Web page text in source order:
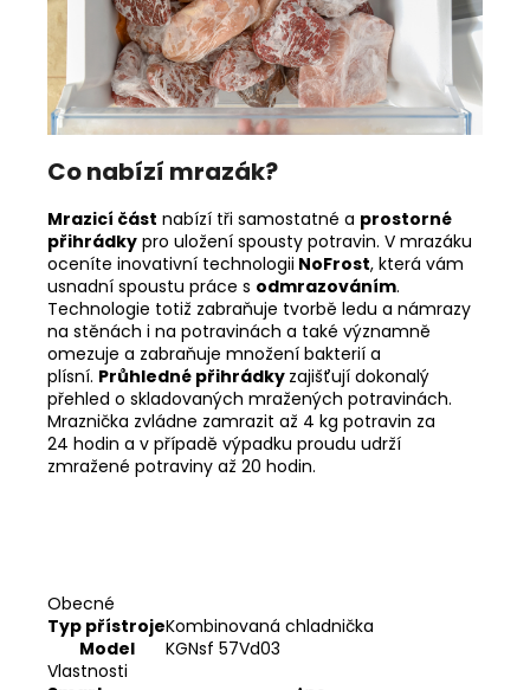
Co nabízí mrazák?
Mrazicí část nabízí tři samostatné a prostorné
přihrádky pro uložení spousty potravin. V mrazáku
oceníte inovativní technologii NoFrost, která vám
usnadní spoustu práce s odmrazováním.
Technologie totiž zabraňuje tvorbě ledu a námrazy
na stěnách i na potravinách a také významně
omezuje a zabraňuje množení bakterií a
plísní. Průhledné přihrádky zajišťují dokonalý
přehled o skladovaných mražených potravinách.
Mraznička zvládne zamrazit až 4 kg potravin za
24 hodin a v případě výpadku proudu udrží
zmražené potraviny až 20 hodin.
Obecné
Typ přístrojeKombinovaná chladnička
Model
KGNsf 57Vd03
Vlastnosti